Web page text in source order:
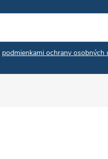
podmienkami ochrany osobných